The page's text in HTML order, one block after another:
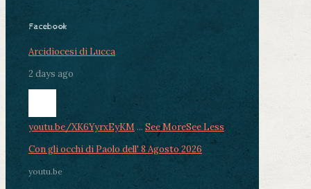
Facebook
Arcidiocesi di Lucca
2 days ago
youtu.be/XK6YyrxEyKM ... See MoreSee Less
Con gli occhi di Paolo dell' 8 Agosto 2026
youtu.be